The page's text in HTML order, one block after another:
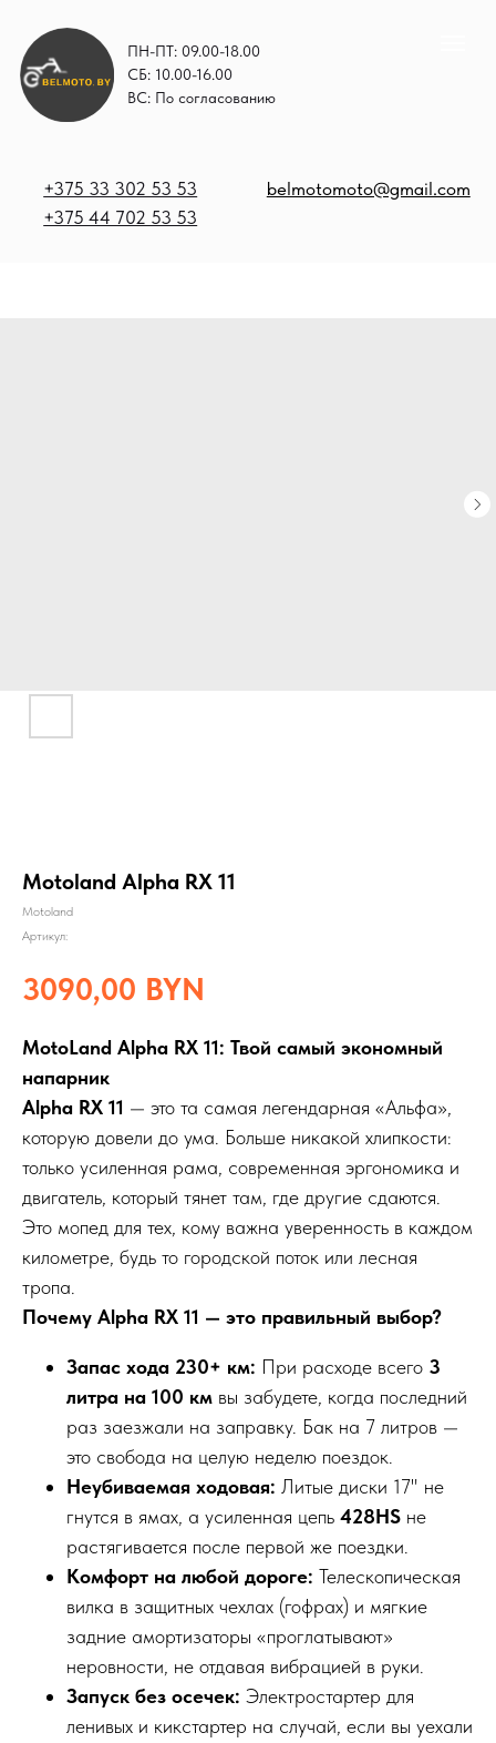
ПН-ПТ: 09.00-18.00
СБ: 10.00-16.00
ВС: По согласованию
Motoland Alpha RX 11
Motoland
Артикул:
3090,00 BYN
MotoLand Alpha RX 11: Твой самый экономный
напарник
Alpha RX 11 — это та самая легендарная «Альфа»,
которую довели до ума. Больше никакой хлипкости:
только усиленная рама, современная эргономика и
двигатель, который тянет там, где другие сдаются.
Это мопед для тех, кому важна уверенность в каждом
километре, будь то городской поток или лесная
тропа.
Почему Alpha RX 11 — это правильный выбор?
Запас хода 230+ км: При расходе всего 3
литра на 100 км вы забудете, когда последний
раз заезжали на заправку. Бак на 7 литров —
это свобода на целую неделю поездок.
Неубиваемая ходовая: Литые диски 17" не
гнутся в ямах, а усиленная цепь 428HS не
растягивается после первой же поездки.
Комфорт на любой дороге: Телескопическая
вилка в защитных чехлах (гофрах) и мягкие
задние амортизаторы «проглатывают»
неровности, не отдавая вибрацией в руки.
Запуск без осечек: Электростартер для
ленивых и кикстартер на случай, если вы уехали